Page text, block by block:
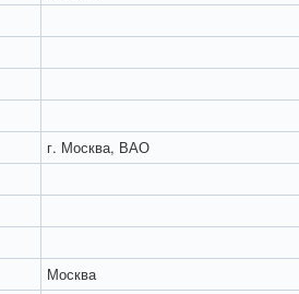
г. Москва, ВАО
Москва